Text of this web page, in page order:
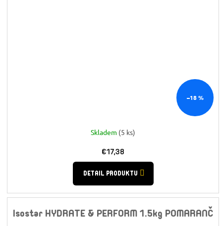
–18 %
Skladem (5 ks)
€17,38
DETAIL PRODUKTU
Isostar HYDRATE & PERFORM 1.5kg POMARANČ